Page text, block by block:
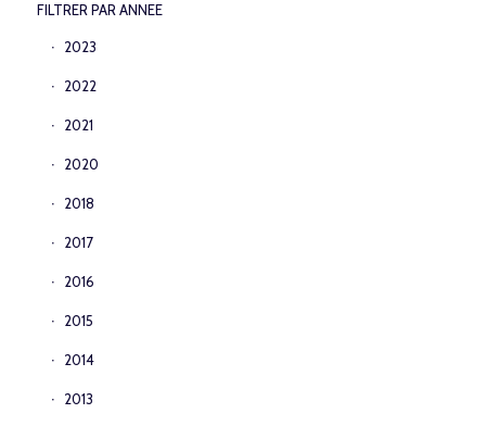
FILTRER PAR ANNEE
2023
2022
2021
2020
2018
2017
2016
2015
2014
2013